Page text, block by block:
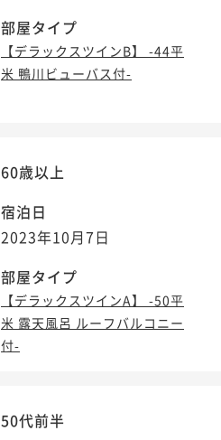
部屋タイプ
【デラックスツインB】 -44平
米 鴨川ビューバス付-
60歳以上
宿泊日
2023年10月7日
部屋タイプ
【デラックスツインA】 -50平
米 露天風呂 ルーフバルコニー
付-
50代前半